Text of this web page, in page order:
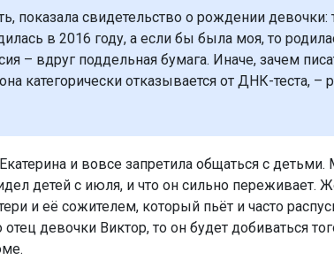
показала свидетельство о рождении девочки:
в 2016 году, а если бы была моя, то
– вдруг поддельная бумага. Иначе, зачем
категорически отказывается от ДНК-теста, –
и вовсе запретила общаться с
детей с июля, и что он сильно переживает.
и её сожителем, который пьёт и часто
отец девочки Виктор, то он будет добиваться